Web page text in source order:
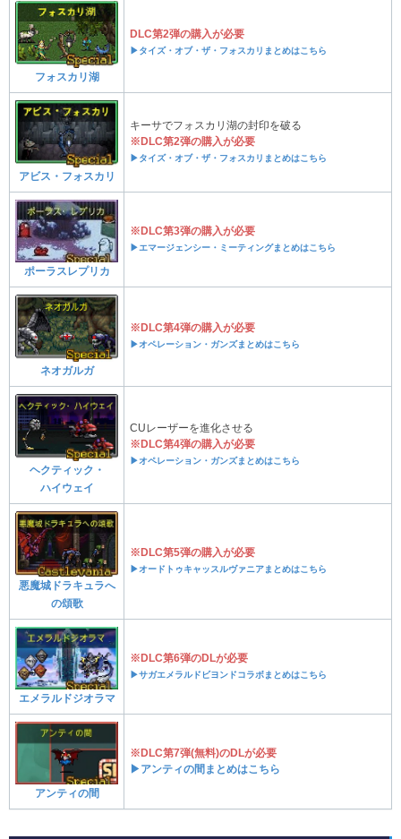
フォスカリ湖
DLC第2弾の購入が必要
▶タイズ・オブ・ザ・フォスカリまとめはこちら
アビス・フォスカリ
キーサでフォスカリ湖の封印を破る
※DLC第2弾の購入が必要
▶タイズ・オブ・ザ・フォスカリまとめはこちら
ポーラスレプリカ
※DLC第3弾の購入が必要
▶エマージェンシー・ミーティングまとめはこちら
ネオガルガ
※DLC第4弾の購入が必要
▶オペレーション・ガンズまとめはこちら
ヘクティック・
ハイウェイ
CUレーザーを進化させる
※DLC第4弾の購入が必要
▶オペレーション・ガンズまとめはこちら
悪魔城ドラキュラへ
の頌歌
※DLC第5弾の購入が必要
▶オードトゥキャッスルヴァニアまとめはこちら
エメラルドジオラマ
※DLC第6弾のDLが必要
▶サガエメラルドビヨンドコラボまとめはこちら
アンティの間
※DLC第7弾(無料)のDLが必要
▶アンティの間まとめはこちら